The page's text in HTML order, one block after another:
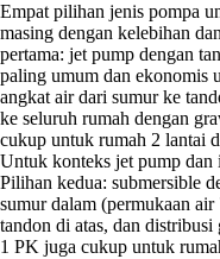
Empat pilihan jenis pompa
masing dengan kelebihan
pertama: jet pump dengan
paling umum dan ekonomis
angkat air dari sumur ke
ke seluruh rumah dengan
cukup untuk rumah 2 lantai
Untuk konteks jet pump dan
Pilihan kedua: submersible
sumur dalam (permukaan
tandon di atas, dan
1 PK juga cukup untuk